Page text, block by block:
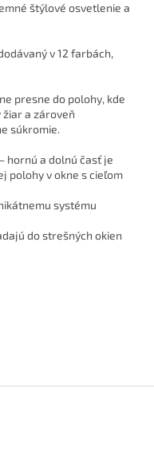
štýlové osvetlenie a
v 12 farbách,
presne do polohy, kde
a zároveň
súkromie.
hornú a dolnú časť je
polohy v okne s cieľom
systému
do strešných okien